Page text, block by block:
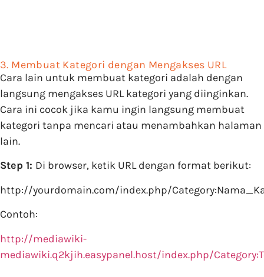
3. Membuat Kategori dengan Mengakses URL
Cara lain untuk membuat kategori adalah dengan
langsung mengakses URL kategori yang diinginkan.
Cara ini cocok jika kamu ingin langsung membuat
kategori tanpa mencari atau menambahkan halaman
lain.
Step 1: Di browser, ketik URL dengan format berikut:
http://yourdomain.com/index.php/
Contoh:
http://mediawiki-
mediawiki.q2kjih.easypanel.host/index.php/